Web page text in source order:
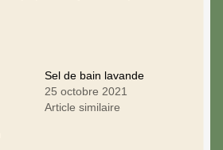
Sel de bain lavande
25 octobre 2021
Article similaire